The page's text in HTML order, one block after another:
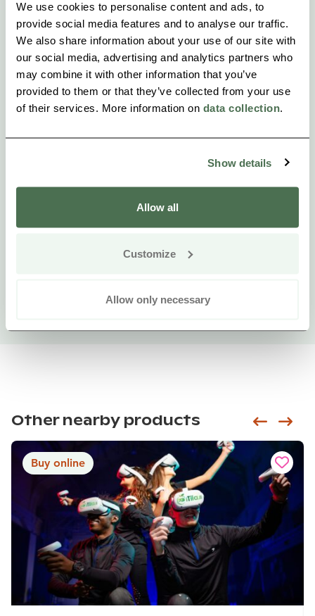
We use cookies to personalise content and ads, to
provide social media features and to analyse our traffic.
We also share information about your use of our site with
our social media, advertising and analytics partners who
may combine it with other information that you’ve
provided to them or that they’ve collected from your use
of their services. More information on data collection.
Show details
Allow all
Customize
Allow only necessary
Other nearby products
Buy online
Siirry